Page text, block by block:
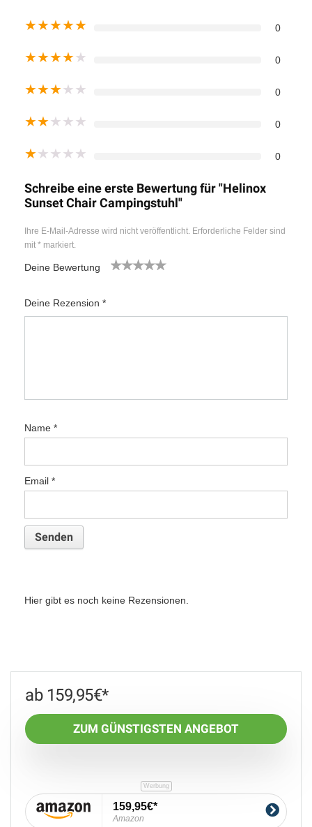
★★★★★ 0
★★★★★ 0
★★★★★ 0
★★★★★ 0
★★★★★ 0
Schreibe eine erste Bewertung für "Helinox
Sunset Chair Campingstuhl"
Ihre E-Mail-Adresse wird nicht veröffentlicht. Erforderliche Felder sind
mit * markiert.
Deine Bewertung
Deine Rezension *
Name *
Email *
Hier gibt es noch keine Rezensionen.
159,95€
ZUM GÜNSTIGSTEN ANGEBOT
159,95€
Amazon